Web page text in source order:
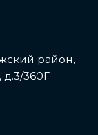
район,
д.3/360Г